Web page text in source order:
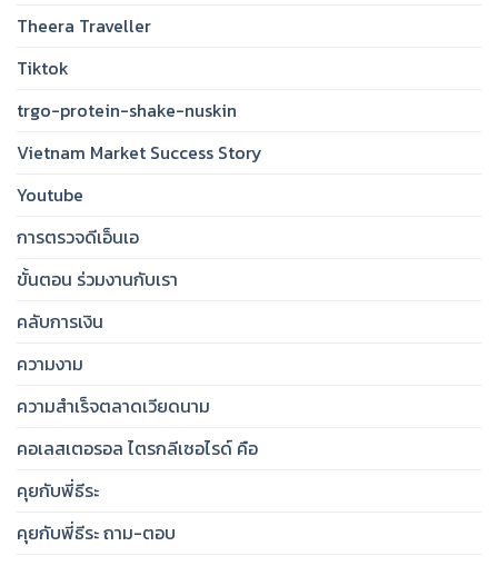
Theera Traveller
Tiktok
trgo-protein-shake-nuskin
Vietnam Market Success Story
Youtube
การตรวจดีเอ็นเอ
ขั้นตอน ร่วมงานกับเรา
คลับการเงิน
ความงาม
ความสำเร็จตลาดเวียดนาม
คอเลสเตอรอล ไตรกลีเซอไรด์ คือ
คุยกับพี่ธีระ
คุยกับพี่ธีระ ถาม-ตอบ